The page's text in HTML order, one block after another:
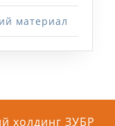
материал
холдинг ЗУБР